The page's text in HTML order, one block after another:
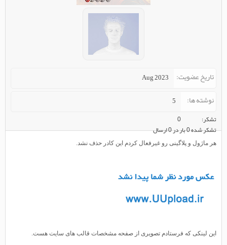
تاریخ عضویت Aug 2023
نوشته ها 5
تشکر
0
تشکر شده 0 بار در 0 ارسال
هر ماژول و پلاگینی رو غیرفعال کردم این کادر حذف نشد.
این لینکی که فرستادم تصویری از صفحه مشخصات قالب های سایت هست.